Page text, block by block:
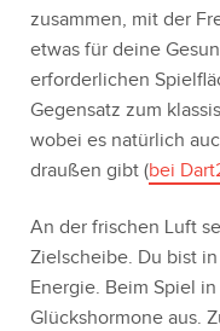
zusammen, mit der
etwas für deine
erforderlichen
Gegensatz zum
wobei es natürlich
draußen gibt (bei
An der frischen Luft
Zielscheibe. Du bist
Energie. Beim Spiel
Glückshormone aus.